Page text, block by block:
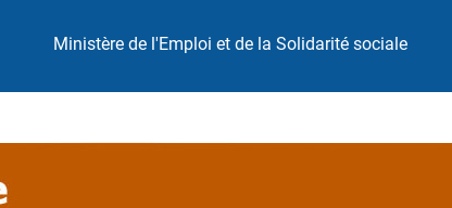
Ministère de l'Emploi et de la Solidarité sociale